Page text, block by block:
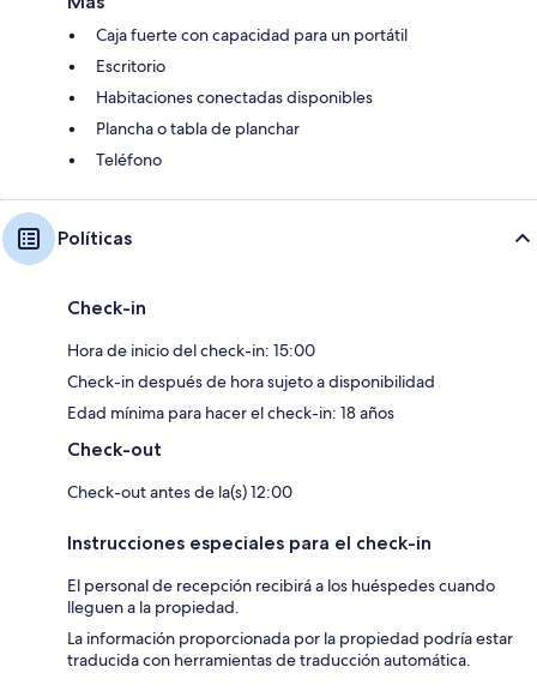
Caja fuerte con capacidad para un portátil
Escritorio
Habitaciones conectadas disponibles
Plancha o tabla de planchar
Teléfono
Políticas
Check-in
Hora de inicio del check-in: 15:00
Check-in después de hora sujeto a disponibilidad
Edad mínima para hacer el check-in: 18 años
Check-out
Check-out antes de la(s) 12:00
Instrucciones especiales para el check-in
El personal de recepción recibirá a los huéspedes cuando
lleguen a la propiedad.
La información proporcionada por la propiedad podría estar
traducida con herramientas de traducción automática.